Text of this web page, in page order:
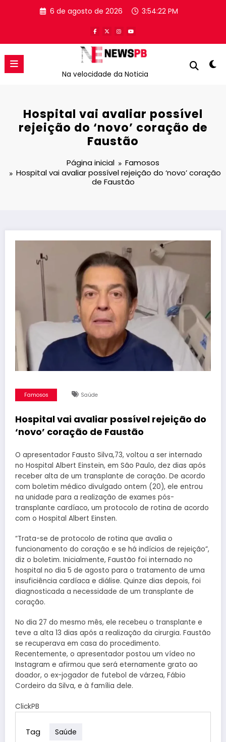
6 de agosto de 2026 3:54:22 PM
Na velocidade da Noticia
Hospital vai avaliar possível
rejeição do ‘novo’ coração de
Faustão
Página inicial
Famosos
Hospital vai avaliar possível rejeição do ‘novo’ coração
de Faustão
Famosos Saúde
Hospital vai avaliar possível rejeição do
‘novo’ coração de Faustão
O apresentador Fausto Silva,73, voltou a ser internado
no Hospital Albert Einstein, em São Paulo, dez dias após
receber alta de um transplante de coração. De acordo
com boletim médico divulgado ontem (20), ele entrou
na unidade para a realização de exames pós-
transplante cardíaco, um protocolo de rotina de acordo
com o Hospital Albert Einsten.
“Trata-se de protocolo de rotina que avalia o
funcionamento do coração e se há indícios de rejeição”,
diz o boletim. Inicialmente, Faustão foi internado no
hospital no dia 5 de agosto para o tratamento de uma
insuficiência cardíaca e diálise. Quinze dias depois, foi
diagnosticada a necessidade de um transplante de
coração.
No dia 27 do mesmo mês, ele recebeu o transplante e
teve a alta 13 dias após a realização da cirurgia. Faustão
se recuperava em casa do procedimento.
Recentemente, o apresentador postou um vídeo no
Instagram e afirmou que será eternamente grato ao
doador, o ex-jogador de futebol de várzea, Fábio
Cordeiro da Silva, e à família dele.
ClickPB
Tag Saúde